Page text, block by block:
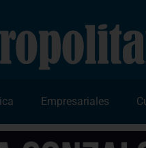
Empresariales